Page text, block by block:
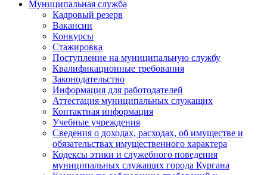
Муниципальная служба
Кадровый резерв
Вакансии
Конкурсы
Стажировка
Поступление на муниципальную службу
Квалификационные требования
Законодательство
Информация для работодателей
Аттестация муниципальных служащих
Контактная информация
Учебные учреждения
Сведения о доходах, расходах, об имуществе и
обязательствах имущественного характера
Кодексы этики и служебного поведения
муниципальных служащих города Кургана